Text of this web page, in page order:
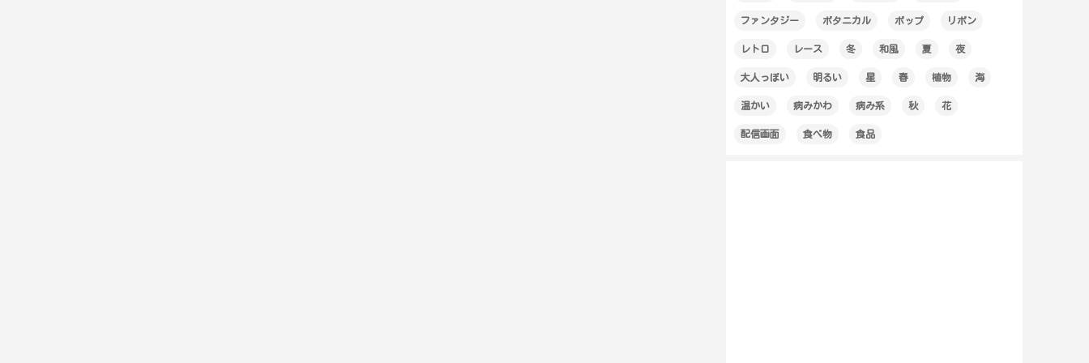
ファンタジー ボタニカル ポップ リボン
レトロ レース 冬 和風 夏 夜
大人っぽい 明るい 星 春 植物 海
温かい 病みかわ 病み系 秋 花
配信画面 食べ物 食品